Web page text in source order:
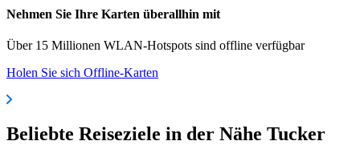
Nehmen Sie Ihre Karten überallhin mit
Über 15 Millionen WLAN-Hotspots sind offline verfügbar
Holen Sie sich Offline-Karten
Beliebte Reiseziele in der Nähe Tucker